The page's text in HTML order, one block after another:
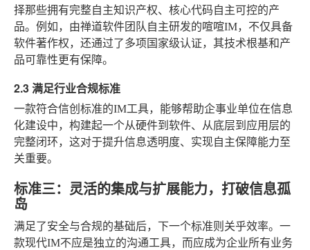
择那些拥有完整自主知识产权、核心代码自主可控的产
品。例如，由禅道软件团队自主研发的喧喧IM，不仅具备
软件著作权，还通过了多项国家级认证，其技术根基和产
品可靠性更有保障。
2.3 满足行业合规标准
一款符合信创标准的IM工具，能够帮助企事业单位在信息
化建设中，构建起一个从硬件到软件、从底层到应用层的
完整闭环，这对于提升信息透明度、实现自主保障能力至
关重要。
标准三：灵活的集成与扩展能力，打破信息孤
岛
满足了安全与合规的基础后，下一个标准则关乎效率。一
款现代IM不应是独立的沟通工具，而应成为企业所有业务